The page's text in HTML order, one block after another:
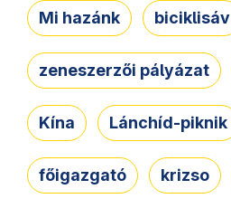
Mi hazánk biciklisáv
zeneszerzői pályázat
Kína Lánchíd-piknik
főigazgató krizso